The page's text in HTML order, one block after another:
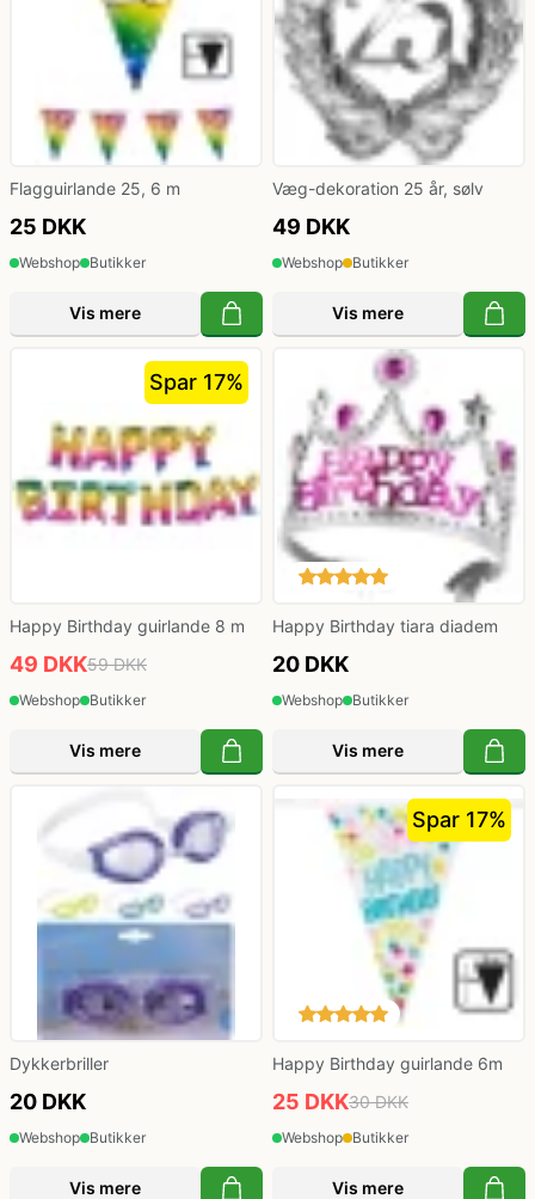
Flagguirlande 25, 6 m
25 DKK
Webshop Butikker
Vis mere
Væg-dekoration 25 år, sølv
49 DKK
Webshop Butikker
Vis mere
Spar 17%
Happy Birthday guirlande 8 m
49 DKK59 DKK
Webshop Butikker
Vis mere
Happy Birthday tiara diadem
20 DKK
Webshop Butikker
Vis mere
Dykkerbriller
20 DKK
Webshop Butikker
Vis mere
Spar 17%
Happy Birthday guirlande 6m
25 DKK30 DKK
Webshop Butikker
Vis mere